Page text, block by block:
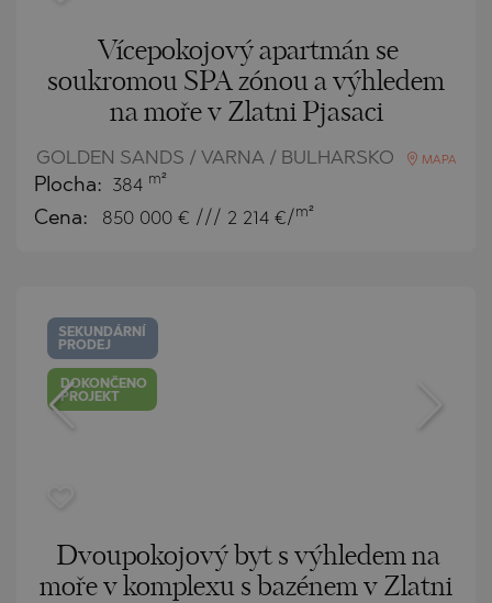
Vícepokojový apartmán se
soukromou SPA zónou a výhledem
na moře v Zlatni Pjasaci
GOLDEN SANDS / VARNA / BULHARSKO MAPA
Plocha: 384 m²
Cena: 850 000 € /// 2 214 €/ m²
SEKUNDÁRNÍ
PRODEJ
DOKONČENO
PROJEKT
Dvoupokojový byt s výhledem na
moře v komplexu s bazénem v Zlatni